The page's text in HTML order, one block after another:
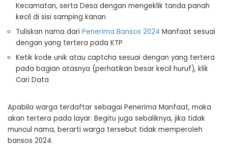
Kecamatan, serta Desa dengan mengeklik tanda panah
kecil di sisi samping kanan
Tuliskan nama dari Penerima Bansos 2024 Manfaat sesuai
dengan yang tertera pada KTP
Ketik kode unik atau captcha sesuai dengan yang tertera
pada bagian atasnya (perhatikan besar kecil huruf), klik
Cari Data
Apabila warga terdaftar sebagai Penerima Manfaat, maka
akan tertera pada layar. Begitu juga sebaliknya, jika tidak
muncul nama, berarti warga tersebut tidak memperoleh
bansos 2024.